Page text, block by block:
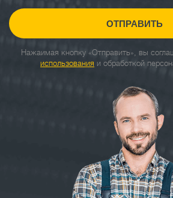
ОТПРАВИТЬ
Нажаимая кнопку «Отправить», вы
использования и обработкой